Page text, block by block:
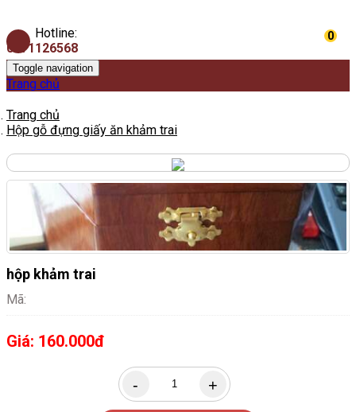
0
Hotline:
0971126568
Toggle navigation
Trang chủ
Trang chủ
Hộp gỗ đựng giấy ăn khảm trai
hộp khảm trai
Mã:
Giá: 160.000đ